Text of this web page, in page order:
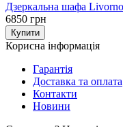
Дзеркальна шафа
6850 грн
Корисна інформація
Гарантія
Доставка та оплата
Контакти
Новини